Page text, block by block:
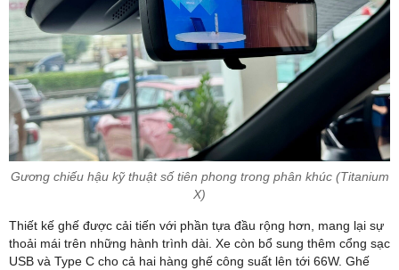
Gương chiếu hậu kỹ thuật số tiên phong trong phân khúc (Titanium
X)
Thiết kế ghế được cải tiến với phần tựa đầu rộng hơn, mang lại sự
thoải mái trên những hành trình dài. Xe còn bổ sung thêm cổng sạc
USB và Type C cho cả hai hàng ghế công suất lên tới 66W. Ghế